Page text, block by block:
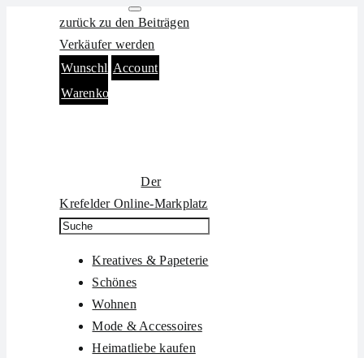
zurück zu den Beiträgen
Verkäufer werden
WunschlisteAccount
Warenkorb
Der
Krefelder Online-Markplatz
Kreatives & Papeterie
Schönes
Wohnen
Mode & Accessoires
Heimatliebe kaufen